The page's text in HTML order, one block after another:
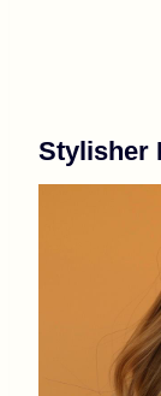
Stylisher